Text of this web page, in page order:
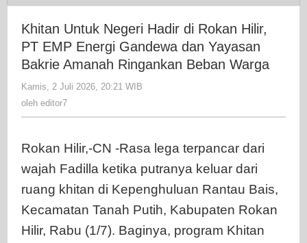
Untuk
Negeri
Hadir
Rokan
EMP
Gandewa
dan
Yayasan
Bakrie
Khitan Untuk Negeri Hadir di Rokan Hilir,
PT EMP Energi Gandewa dan Yayasan
Bakrie Amanah Ringankan Beban Warga
Kamis, 2 Juli 2026, 20:21 WIB
oleh editor7
Rokan Hilir,-CN -Rasa lega terpancar dari
wajah Fadilla ketika putranya keluar dari
ruang khitan di Kepenghuluan Rantau Bais,
Kecamatan Tanah Putih, Kabupaten Rokan
Hilir, Rabu (1/7). Baginya, program Khitan